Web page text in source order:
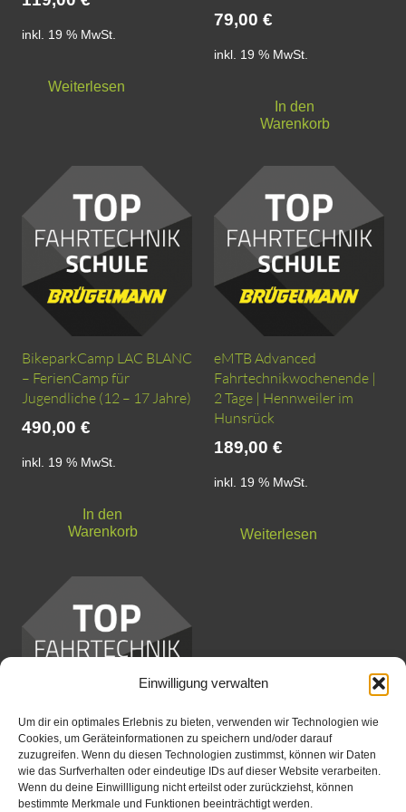
Einwilligung verwalten
Um dir ein optimales Erlebnis zu bieten, verwenden wir Technologien wie
Cookies, um Geräteinformationen zu speichern und/oder darauf
zuzugreifen. Wenn du diesen Technologien zustimmst, können wir Daten
wie das Surfverhalten oder eindeutige IDs auf dieser Website verarbeiten.
Wenn du deine Einwillligung nicht erteilst oder zurückziehst, können
bestimmte Merkmale und Funktionen beeinträchtigt werden.
inkl. 19 % MwSt.
Weiterlesen
79,00 €
inkl. 19 % MwSt.
In den
Warenkorb
BikeparkCamp LAC BLANC
– FerienCamp für
Jugendliche (12 – 17 Jahre)
490,00 €
inkl. 19 % MwSt.
In den
Warenkorb
eMTB Advanced
Fahrtechnikwochenende |
2 Tage | Hennweiler im
Hunsrück
189,00 €
inkl. 19 % MwSt.
Weiterlesen
eMTB Basic |
Fahrtechnikwochenende |
Hennweiler im Hunsrück